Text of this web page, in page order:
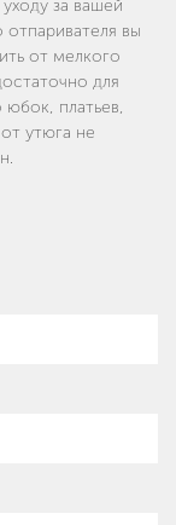
за вашей
вы
от мелкого
для
платьев,
утюга не